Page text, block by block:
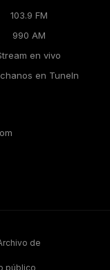
103.9 FM
990 AM
en vivo
en TuneIn
de
público